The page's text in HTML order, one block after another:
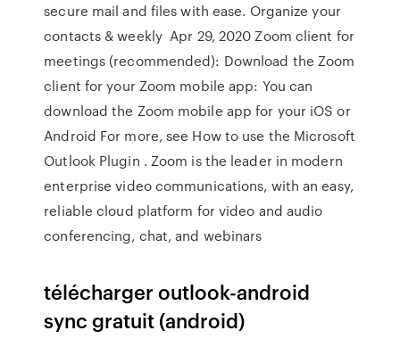
secure mail and files with ease. Organize your
contacts & weekly Apr 29, 2020 Zoom client for
meetings (recommended): Download the Zoom
client for your Zoom mobile app: You can
download the Zoom mobile app for your iOS or
Android For more, see How to use the Microsoft
Outlook Plugin . Zoom is the leader in modern
enterprise video communications, with an easy,
reliable cloud platform for video and audio
conferencing, chat, and webinars
télécharger outlook-android
sync gratuit (android)